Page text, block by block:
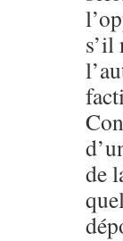
s’il
de